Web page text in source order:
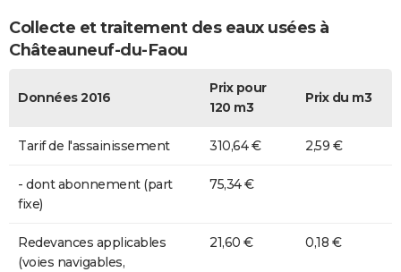
Collecte et traitement des eaux usées à
Châteauneuf-du-Faou
Données 2016
Prix pour
120 m3
Prix du m3
Tarif de l'assainissement 310,64 € 2,59 €
- dont abonnement (part
fixe)
75,34 €
Redevances applicables
(voies navigables,
21,60 € 0,18 €